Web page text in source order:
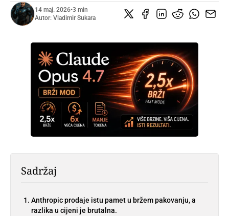
14 maj. 2026•3 min
Autor: Vladimir Sukara
Sadržaj
Anthropic prodaje istu pamet u bržem pakovanju, a
razlika u cijeni je brutalna.